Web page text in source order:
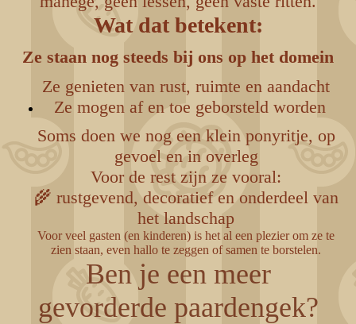
Wat dat betekent:
Ze staan nog steeds bij ons op het domein
Ze genieten van rust, ruimte en aandacht
Ze mogen af en toe geborsteld worden
Soms doen we nog een klein ponyritje, op
gevoel en in overleg
Voor de rest zijn ze vooral:
🌾 rustgevend, decoratief en onderdeel van
het landschap
Voor veel gasten (en kinderen) is het al een plezier om ze te
zien staan, even hallo te zeggen of samen te borstelen.
Ben je een meer
gevorderde paardengek?